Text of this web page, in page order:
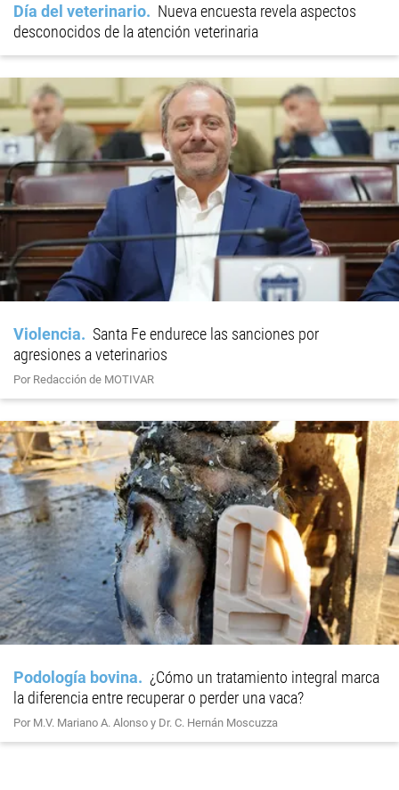
Día del veterinario
Nueva encuesta revela aspectos
desconocidos de la atención veterinaria
Violencia
Santa Fe endurece las sanciones por
agresiones a veterinarios
Por Redacción de MOTIVAR
Podología bovina
¿Cómo un tratamiento integral marca
la diferencia entre recuperar o perder una vaca?
Por M.V. Mariano A. Alonso y Dr. C. Hernán Moscuzza